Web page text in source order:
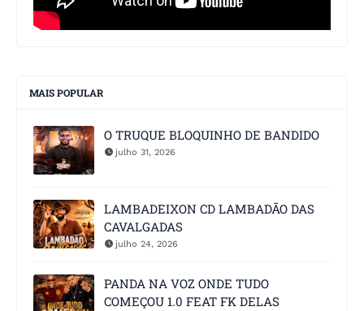
MAIS POPULAR
O TRUQUE BLOQUINHO DE BANDIDO
julho 31, 2026
LAMBADEIXON CD LAMBADÃO DAS
CAVALGADAS
julho 24, 2026
PANDA NA VOZ ONDE TUDO
COMEÇOU 1.0 FEAT FK DELAS